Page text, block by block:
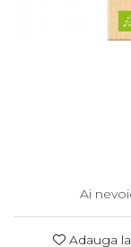
Condimente si
Condimente bio
Dulceata si
Compoturi bio
Ai
Adauga